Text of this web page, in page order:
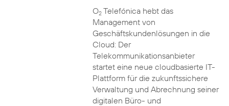
O2Telefónica hebt das
Management von
Geschäftskundenlösungen in die
Cloud: Der
Telekommunikationsanbieter
startet eine neue cloudbasierte IT-
Plattform für die zukunftssichere
Verwaltung und Abrechnung seiner
digitalen Büro- und